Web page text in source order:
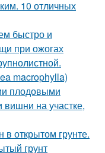
10 отличных
быстро и
при ожогах
macrophylla)
плодовыми
на участке,
открытом грунте.
грунт